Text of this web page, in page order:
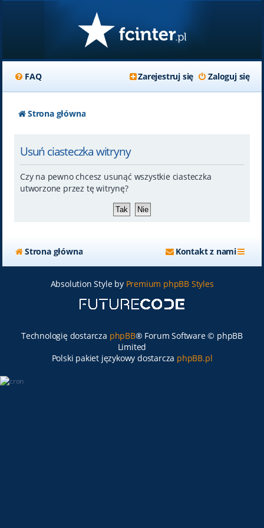
FAQ Zaloguj się
Zarejestruj się
Strona główna
Usuń ciasteczka witryny
Czy na pewno chcesz usunąć wszystkie ciasteczka
utworzone przez tę witrynę?
Strona główna Kontakt z nami
Absolution Style by Premium phpBB Styles
Technologię dostarcza phpBB® Forum Software © phpBB
Limited
Polski pakiet językowy dostarcza phpBB.pl